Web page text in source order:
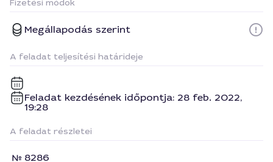
Fizetési módok
Megállapodás szerint
A feladat teljesítési határideje
Feladat kezdésének időpontja: 28 feb. 2022,
19:28
A feladat részletei
8286